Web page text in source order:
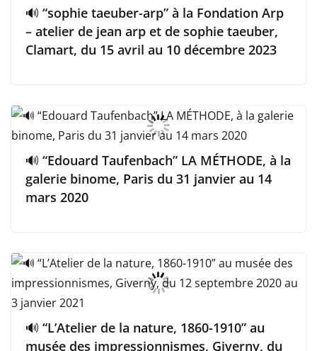
🔊 “sophie taeuber-arp” à la Fondation Arp
– atelier de jean arp et de sophie taeuber,
Clamart, du 15 avril au 10 décembre 2023
🔊 “Edouard Taufenbach” LA MÉTHODE, à la
galerie binome, Paris du 31 janvier au 14
mars 2020
🔊 “L’Atelier de la nature, 1860-1910” au
musée des impressionnismes, Giverny, du